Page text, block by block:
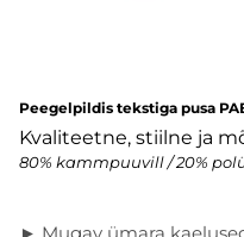
Peegelpildis tekstiga pusa
Kvaliteetne, stiilne ja
80% kammpuuvill / 20%